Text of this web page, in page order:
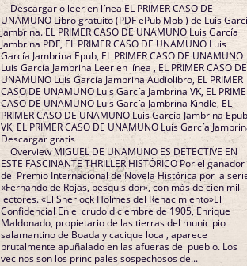
Descargar o leer en línea EL PRIMER CASO DE
UNAMUNO Libro gratuito (PDF ePub Mobi) de Luis
Jambrina. EL PRIMER CASO DE UNAMUNO Luis García
Jambrina PDF, EL PRIMER CASO DE UNAMUNO Luis
García Jambrina Epub, EL PRIMER CASO DE UNAMUNO
Luis García Jambrina Leer en línea , EL PRIMER CASO DE
UNAMUNO Luis García Jambrina Audiolibro, EL PRIMER
CASO DE UNAMUNO Luis García Jambrina VK, EL
CASO DE UNAMUNO Luis García Jambrina Kindle, EL
PRIMER CASO DE UNAMUNO Luis García Jambrina
VK, EL PRIMER CASO DE UNAMUNO Luis García
Descargar gratis
Overview MIGUEL DE UNAMUNO ES DETECTIVE EN
ESTE FASCINANTE THRILLER HISTÓRICO Por el ganador
del Premio Internacional de Novela Histórica por la
«Fernando de Rojas, pesquisidor», con más de cien mil
lectores. «El Sherlock Holmes del Renacimiento»El
Confidencial En el crudo diciembre de 1905, Enrique
Maldonado, propietario de las tierras del municipio
salamantino de Boada y cacique local, aparece
brutalmente apuñalado en las afueras del pueblo. Los
vecinos son los principales sospechosos de...